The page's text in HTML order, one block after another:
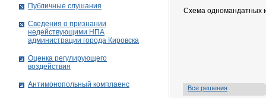
Схема одномандатных
Все решения
Публичные слушания
Сведения о признании
недействующими НПА
администрации города Кировскa
Оценка регулирующего
воздействия
Антимонопольный комплаенс